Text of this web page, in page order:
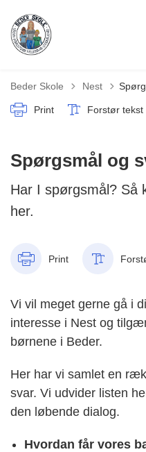
Beder Skole Tilbage til
Nest
Print Forstør tekst
Spørgsmål og
Har I spørgsmål? Så
her.
Print
Vi vil meget gerne gå i
interesse i Nest og
børnene i Beder.
Her har vi samlet en
svar. Vi udvider listen
den løbende dialog.
Hvordan får vores